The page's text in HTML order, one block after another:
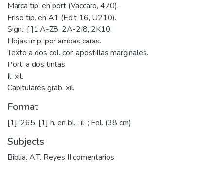
Marca tip. en port (Vaccaro, 470).
Friso tip. en A1 (Edit 16, U210).
Sign.: [ ]1,A-Z8, 2A-2I8, 2K10.
Hojas imp. por ambas caras.
Texto a dos col. con apostillas marginales.
Port. a dos tintas.
Il. xil.
Capitulares grab. xil.
Format
[1], 265, [1] h. en bl. : il. ; Fol. (38 cm)
Subjects
Biblia. A.T. Reyes II comentarios.